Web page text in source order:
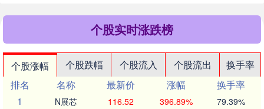
个股实时涨跌榜
个股涨幅 个股跌幅 个股流入 个股流出
换手率
排名
名称 最新价 涨幅
换手率
1
N展芯 116.52 396.89% 79.39%